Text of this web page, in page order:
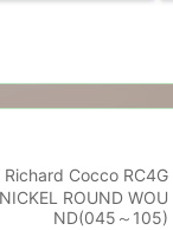
Cocco RC4G
ROUND WOU
ND(045～105)